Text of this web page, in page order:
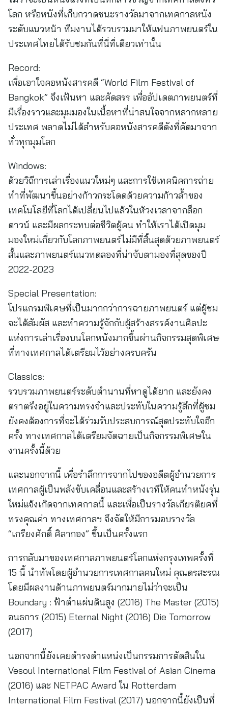
โลก หรือหนังที่เก็บกวาดชนะรางวัลมาจากเทศกาลหนัง
ระดับแนวหน้า ทีมงานได้รวบรวมมาให้แฟนภาพยนตร์ใน
ประเทศไทยได้รับชมกันที่นี่ที่เดียวเท่านั้น
Record:
เพื่อเอาใจคอหนังสารคดี “World Film Festival of
Bangkok” จึงเฟ้นหา และคัดสรร เพื่ออัปเดตภาพยนตร์ที่
มีเรื่องราวและมุมมองในเนื้อหาที่น่าสนใจจากหลากหลาย
ประเทศ พลาดไม่ได้สำหรับคอหนังสารคดีดังที่คัดมาจาก
ทั่วทุกมุมโลก
Windows:
ด้วยวิถีการเล่าเรื่องแนวใหม่ๆ และการใช้เทคนิคการถ่าย
ทำที่พัฒนาขี้นอย่างก้าวกระโดดด้วยความก้าวล้ำของ
เทคโนโลยีที่โลกได้เปลี่ยนไปแล้วในห้วงเวลาจากล็อก
ดาวน์ และมีผลกระทบต่อชีวิตผู้คน ทำให้เราได้เปิดมุม
มองใหม่เกี่ยวกับโลกภาพยนตร์ไม่มีที่สิ้นสุดด้วยภาพยนตร์
สั้นและภาพยนตร์แนวทดลองที่น่าจับตามองที่สุดของปี
2022-2023
Special Presentation:
โปรแกรมพิเศษที่เป็นมากกว่าการฉายภาพยนตร์ แต่ผู้ชม
จะได้สัมผัส และทำความรู้จักกับผู้สร้างสรรค์งานศิลปะ
แห่งการเล่าเรื่องบนโลกหนังมากขึ้นผ่านกิจกรรมสุดพิเศษ
ที่ทางเทศกาลได้เตรียมไว้อย่างครบครัน
Classics:
รวบรวมภาพยนตร์ระดับตำนานที่หาดูได้ยาก และยังคง
ตราตรึงอยู่ในความทรงจำและประทับในความรู้สึกที่ผู้ชม
ยังคงต้องการที่จะได้ร่วมรับประสบการณ์สุดประทับใจอีก
ครั้ง ทางเทศกาลได้เตรียมจัดฉายเป็นกิจกรรมพิเศษใน
งานครั้งนี้ด้วย
และนอกจากนี้ เพื่อรำลึกการจากไปของอดีตผู้อำนวยการ
เทศกาลผู้เป็นพลังขับเคลื่อนและสร้างเวทีให้คนทำหนังรุ่น
ใหม่แจ้งเกิดจากเทศกาลนี้ และเพื่อเป็นรางวัลเกียรติยศที่
ทรงคุณค่า ทางเทศกาลฯ จึงจัดให้มีการมอบรางวัล
“เกรียงศักดิ์ ศิลากอง” ขึ้นเป็นครั้งแรก
การกลับมาของเทศกาลภาพยนตร์โลกแห่งกรุงเทพครั้งที่
15 นี้ นำทัพโดยผู้อำนวยการเทศกาลคนใหม่ คุณดรสะรณ
โดยมีผลงานด้านภาพยนตร์มากมายไม่ว่าจะเป็น
Boundary : ฟ้าต่ำแผ่นดินสูง (2016) The Master (2015)
อนธการ (2015) Eternal Night (2016) Die Tomorrow
(2017)
นอกจากนี้ยังเคยดำรงดำแหน่งเป็นกรรมการตัดสินใน
Vesoul International Film Festival of Asian Cinema
(2016) และ NETPAC Award ใน Rotterdam
International Film Festival (2017) นอกจากนี้ยังเป็นที่